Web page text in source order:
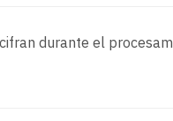
durante el